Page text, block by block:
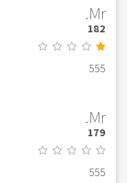
Mr.
182
555
Mr.
179
555